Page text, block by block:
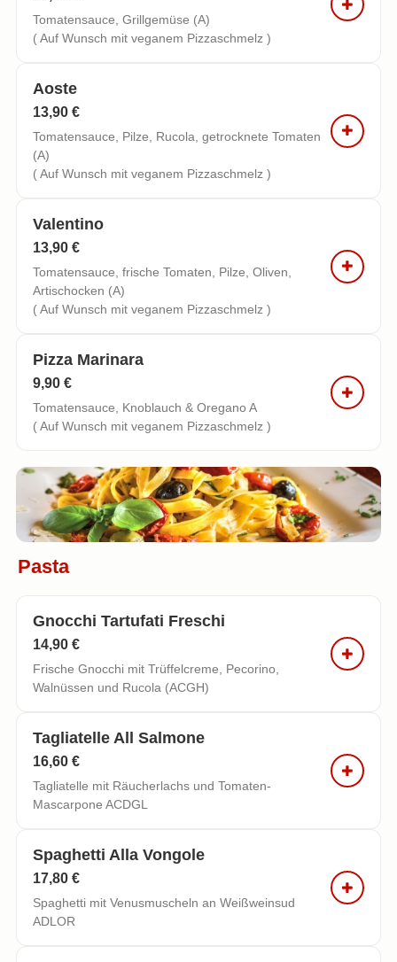
Tomatensauce, Grillgemüse (A)
( Auf Wunsch mit veganem Pizzaschmelz )
Aoste
13,90 €
Tomatensauce, Pilze, Rucola, getrocknete Tomaten
(A)
( Auf Wunsch mit veganem Pizzaschmelz )
Valentino
13,90 €
Tomatensauce, frische Tomaten, Pilze, Oliven,
Artischocken (A)
( Auf Wunsch mit veganem Pizzaschmelz )
Pizza Marinara
9,90 €
Tomatensauce, Knoblauch & Oregano A
( Auf Wunsch mit veganem Pizzaschmelz )
Pasta
Gnocchi Tartufati Freschi
14,90 €
Frische Gnocchi mit Trüffelcreme, Pecorino,
Walnüssen und Rucola (ACGH)
Tagliatelle All Salmone
16,60 €
Tagliatelle mit Räucherlachs und Tomaten-
Mascarpone ACDGL
Spaghetti Alla Vongole
17,80 €
Spaghetti mit Venusmuscheln an Weißweinsud
ADLOR